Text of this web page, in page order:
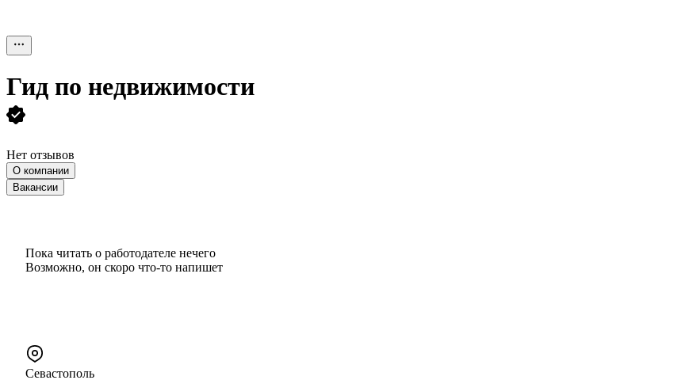
Гид по недвижимости
Нет отзывов
О компании
Вакансии
Пока читать о работодателе нечего
Возможно, он скоро что‑то напишет
Севастополь